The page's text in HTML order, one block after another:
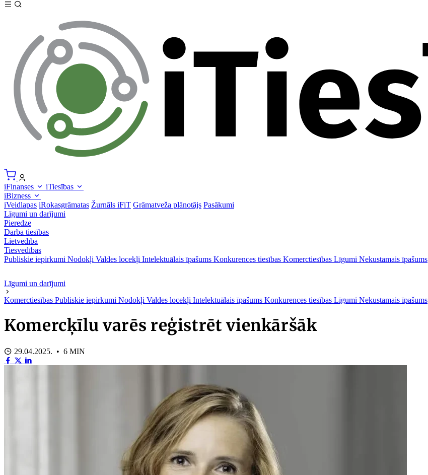
iFinanses
iTiesības
iBizness
iVeidlapas iRokasgrāmatas Žurnāls iFiT Grāmatveža plānotājs Pasākumi
Līgumi un darījumi
Pieredze
Darba tiesības
Lietvedība
Tiesvedības
Publiskie iepirkumi Nodokļi Valdes locekļi Intelektuālais īpašums Konkurences tiesības Komerctiesības Līgumi Nekustamais īpašums
Līgumi un darījumi
Komerctiesības Publiskie iepirkumi Nodokļi Valdes locekļi Intelektuālais īpašums Konkurences tiesības Līgumi Nekustamais īpašums
Komercķīlu varēs reģistrēt vienkāršāk
29.04.2025. • 6 MIN